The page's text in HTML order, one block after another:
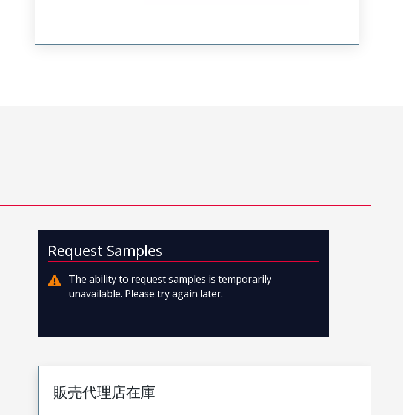
Request Samples
The ability to request samples is temporarily
unavailable. Please try again later.
販売代理店在庫